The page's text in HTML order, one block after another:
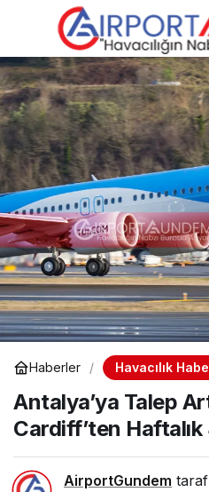
Haberler Havacılık
Antalya’ya Talep
Cardiff’ten
AirportGundem
Ben Gurion
Havalimanı’na Füze
Saldırısı: Tüm Uçuşlar
Durduruldu